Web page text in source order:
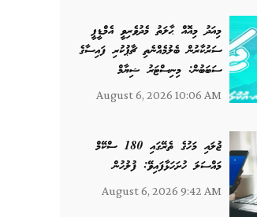
މިއަދު މިއޮއް ޙާލަތު މެދުވެރިވީ އެމްޑީޕީ
ސަރުކާރުން ބެލުމެއްނެތި ޗާޕުކުރި ފައިސާގެ
ސަބަބުން: މިނިސްޓަރު ޝިޔާމް
August 6, 2026 10:06 AM
ޖުލައި މަހުގެ ތެރޭގައި 180 ސްކޭމް
މައްސަލަ ހުށަހަޅާފައިވޭ: ފުލުހުން
August 6, 2026 9:42 AM